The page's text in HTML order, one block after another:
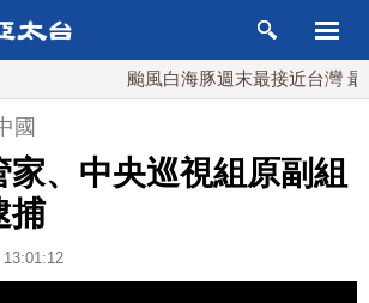
颱風白海豚週末最接近台灣 最快9日
國
、中央巡視組原副組
捕